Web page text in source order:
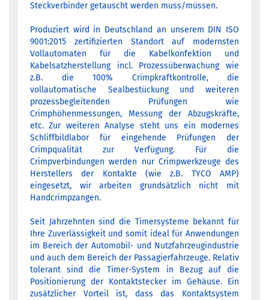
Steckverbinder getauscht werden muss/müssen.
Produziert wird in Deutschland an unserem DIN ISO
9001:2015 zertifizierten Standort auf modernsten
Vollautomaten für die Kabelkonfektion und
Kabelsatzherstellung incl. Prozessüberwachung wie
z.B. die 100% Crimpkraftkontrolle, die
vollautomatische Sealbestückung und weiteren
prozessbegleitenden Prüfungen wie
Crimphöhenmessungen, Messung der Abzugskräfte,
etc. Zur weiteren Analyse steht uns ein modernes
Schliffbildlabor für eingehende Prüfungen der
Crimpqualität zur Verfügung. Für die
Crimpverbindungen werden nur Crimpwerkzeuge des
Herstellers der Kontakte (wie z.B. TYCO AMP)
eingesetzt, wir arbeiten grundsätzlich nicht mit
Handcrimpzangen.
Seit Jahrzehnten sind die Timersysteme bekannt für
Ihre Zuverlässigkeit und somit ideal für Anwendungen
im Bereich der Automobil- und Nutzfahrzeugindustrie
und auch dem Bereich der Passagierfahrzeuge. Relativ
tolerant sind die Timer-System in Bezug auf die
Positionierung der Kontaktstecker im Gehäuse. Ein
zusätzlicher Vorteil ist, dass das Kontaktsystem